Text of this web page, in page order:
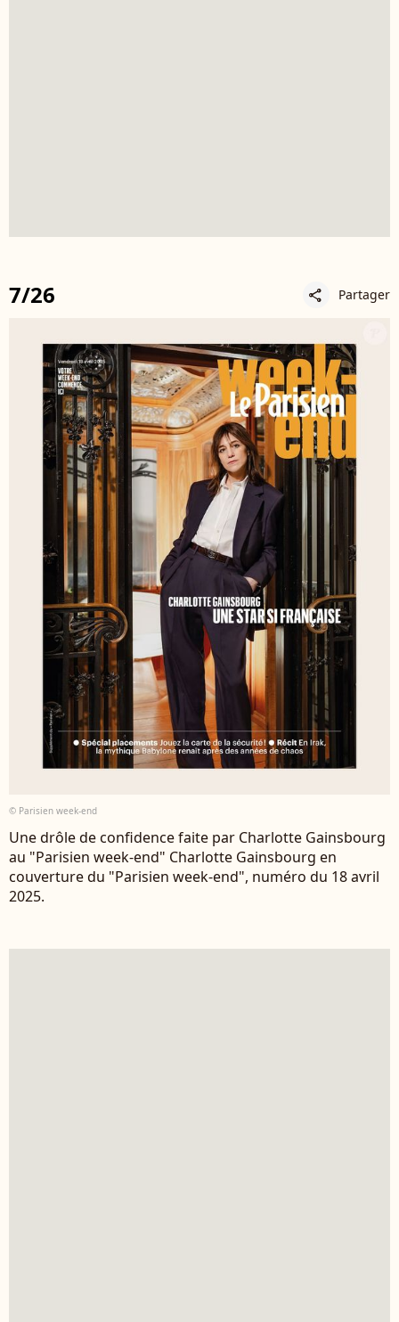
7/26 share Partager
© Parisien week-end
Une drôle de confidence faite par Charlotte Gainsbourg
au "Parisien week-end" Charlotte Gainsbourg en
couverture du "Parisien week-end", numéro du 18 avril
2025.